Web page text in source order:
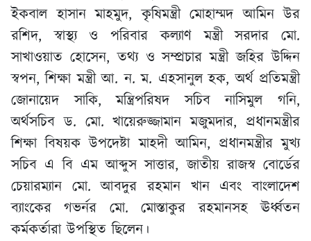
ইকবাল হাসান মাহমুদ, কৃষিমন্ত্রী মোহাম্মদ আমিন উর
রশিদ, স্বাস্থ্য ও পরিবার কল্যাণ মন্ত্রী সরদার মো.
সাখাওয়াত হোসেন, তথ্য ও সম্প্রচার মন্ত্রী জহির উদ্দিন
স্বপন, শিক্ষা মন্ত্রী আ. ন. ম. এহসানুল হক, অর্থ প্রতিমন্ত্রী
জোনায়েদ সাকি, মন্ত্রিপরিষদ সচিব নাসিমুল গনি,
অর্থসচিব ড. মো. খায়েরুজ্জামান মজুমদার, প্রধানমন্ত্রীর
শিক্ষা বিষয়ক উপদেষ্টা মাহদী আমিন, প্রধানমন্ত্রীর মুখ্য
সচিব এ বি এম আব্দুস সাত্তার, জাতীয় রাজস্ব বোর্ডের
চেয়ারম্যান মো. আবদুর রহমান খান এবং বাংলাদেশ
ব্যাংকের গভর্নর মো. মোস্তাকুর রহমানসহ ঊর্ধ্বতন
কর্মকর্তারা উপস্থিত ছিলেন।